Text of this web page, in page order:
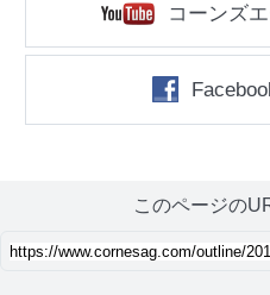
コーンズ
このページの